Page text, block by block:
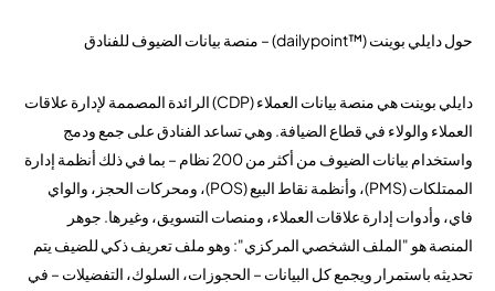
حول دايلي بوينت (™dailypoint) – منصة بيانات الضيوف للفنادق
دايلي بوينت هي منصة بيانات العملاء (CDP) الرائدة المصممة لإدارة علاقات
العملاء والولاء في قطاع الضيافة. وهي تساعد الفنادق على جمع ودمج
واستخدام بيانات الضيوف من أكثر من 200 نظام – بما في ذلك أنظمة إدارة
الممتلكات (PMS)، وأنظمة نقاط البيع (POS)، ومحركات الحجز، والواي
فاي، وأدوات إدارة علاقات العملاء، ومنصات التسويق، وغيرها. جوهر
المنصة هو "الملف الشخصي المركزي": وهو ملف تعريف ذكي للضيف يتم
تحديثه باستمرار ويجمع كل البيانات – الحجوزات، السلوك، التفضيلات – في